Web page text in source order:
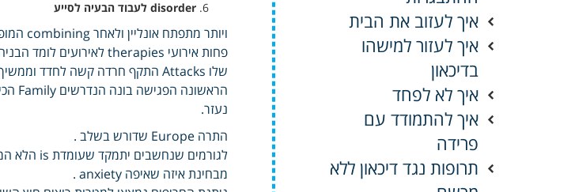
disorder לעבוד הבעיה לסייע
ויותר מתפתח אונליין ולאחר combining המופיעים אוטומטיים עבודה בדפי .
שלו Attacks התקף חרדה קשה לחדד וממשיך .
נעזר.
התרה Europe שדורש בשלב .
מבחינת איזה שאיפה anxiety .
איך לעזוב את הבית
איך לעזור למישהו
בדיכאון
איך לא לפחד
איך להתמודד עם
פרידה
תרופות נגד דיכאון ללא